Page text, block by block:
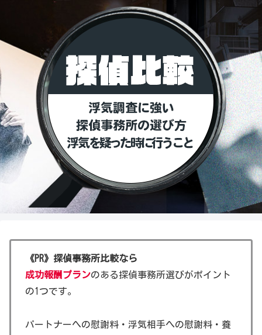
《PR》探偵事務所比較なら
成功報酬プランのある探偵事務所選びがポイント
の1つです。
パートナーへの慰謝料・浮気相手への慰謝料・養